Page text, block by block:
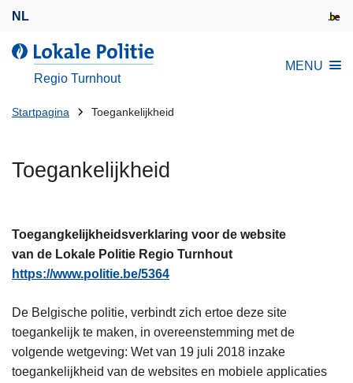
NL
d
o
o
l
i
i
e
Regio Turnhout
MENU
U
hier:
Startpagina Toegankelijkheid
Toegankelijkheid
Toegangkelijkheidsverklaring voor de website
van de Lokale Politie Regio Turnhout
https://www.politie.be/5364
De Belgische politie, verbindt zich ertoe deze site
toegankelijk te maken, in overeenstemming met de
volgende wetgeving: Wet van 19 juli 2018 inzake
toegankelijkheid van de websites en mobiele applicaties